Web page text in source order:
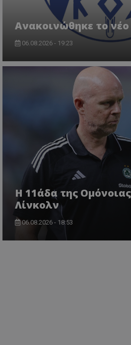
Aνακοινώθηκε το
06.08.2026 - 19:23
Η 11άδα της
Λίνκολν
06.08.2026 - 18:53